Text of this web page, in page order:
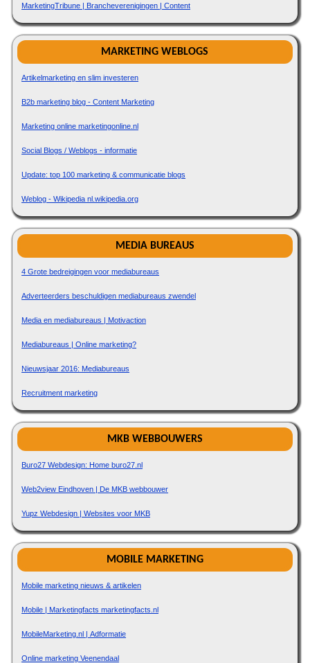
MarketingTribune | Brancheverenigingen | Content
MARKETING WEBLOGS
Artikelmarketing en slim investeren
B2b marketing blog - Content Marketing
Marketing online marketingonline.nl
Social Blogs / Weblogs - informatie
Update: top 100 marketing & communicatie blogs
Weblog - Wikipedia nl.wikipedia.org
MEDIA BUREAUS
4 Grote bedreigingen voor mediabureaus
Adverteerders beschuldigen mediabureaus zwendel
Media en mediabureaus | Motivaction
Mediabureaus | Online marketing?
Nieuwsjaar 2016: Mediabureaus
Recruitment marketing
MKB WEBBOUWERS
Buro27 Webdesign: Home buro27.nl
Web2view Eindhoven | De MKB webbouwer
Yupz Webdesign | Websites voor MKB
MOBILE MARKETING
Mobile marketing nieuws & artikelen
Mobile | Marketingfacts marketingfacts.nl
MobileMarketing.nl | Adformatie
Online marketing Veenendaal